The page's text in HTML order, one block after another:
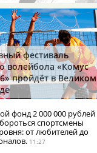
фестиваль
волейбола «Комус
пройдёт в Великом
фонд 2 000 000 рублей
спортсмены
от любителей до
11:27